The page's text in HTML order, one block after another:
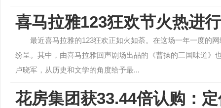
喜马拉雅123狂欢节火热进
最近喜马拉雅的123狂欢正如火如荼。在这场一年一度的
纷呈。其中，由喜马拉雅回声剧场出品的《曹操的三国味道》
卢晓军，从历史和文学的角度给予最...
花房集团获33.44倍认购：